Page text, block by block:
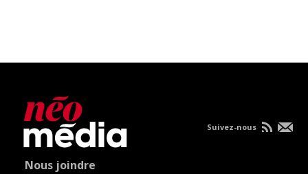
Nous joindre
Suivez-nous